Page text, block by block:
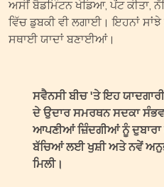
ਅਸੀਂ ਬੈਡਮਿੰਟਨ ਖੇਡਿਆ, ਪੇਂਟ ਕੀਤਾ,
ਵਿੱਚ ਡੁਬਕੀ ਵੀ ਲਗਾਈ। ਇਹਨਾਂ
ਸਥਾਈ ਯਾਦਾਂ ਬਣਾਈਆਂ।
ਸਵੈਨਸੀ ਬੀਚ 'ਤੇ ਇਹ
ਦੇ ਉਦਾਰ ਸਮਰਥਨ ਸਦਕਾ
ਆਪਣੀਆਂ ਜ਼ਿੰਦਗੀਆਂ ਨੂੰ
ਬੱਚਿਆਂ ਲਈ ਖੁਸ਼ੀ ਅਤੇ ਨਵੇਂ
ਮਿਲੀ।